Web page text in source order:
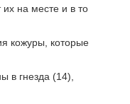
на месте и в то
кожуры, которые
в гнезда (14),